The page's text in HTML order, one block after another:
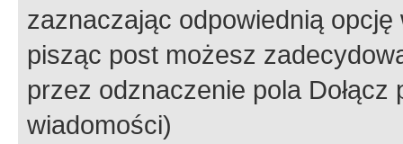
zaznaczając odpowiednią
pisząc post możesz
przez odznaczenie pola
wiadomości)